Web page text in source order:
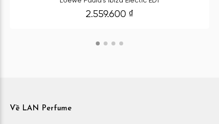
2.559.600 ₫
Về LAN Perfume